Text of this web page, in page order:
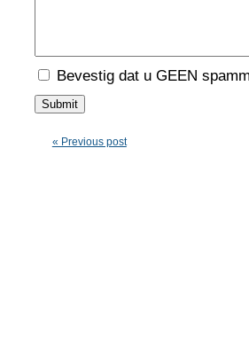
Bevestig dat u GEEN
« Previous post